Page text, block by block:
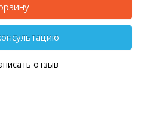
отзыв